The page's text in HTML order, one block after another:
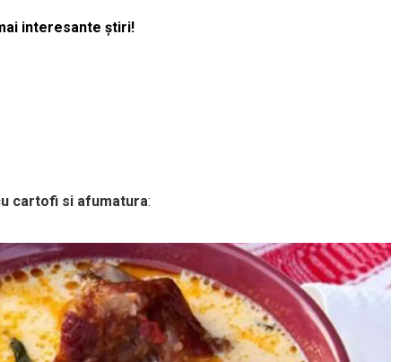
interesante știri!
cartofi si afumatura: